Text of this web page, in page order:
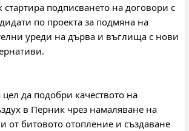
подписването на договори с
по проекта за подмяна на
уреди на дърва и въглища с нови
да подобри качеството на
в Перник чрез намаляване на
от битовото отопление и създаване